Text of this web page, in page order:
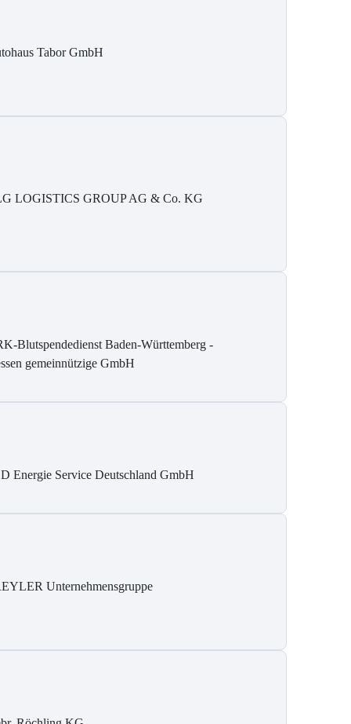
Tabor GmbH
LOGISTICS GROUP AG & Co. KG
Blutspendedienst Baden-Württemberg -
gemeinnützige GmbH
Energie Service Deutschland GmbH
Unternehmensgruppe